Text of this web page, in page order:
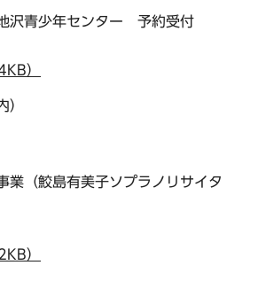
沢青少年センター 予約受付
）
）
業（鮫島有美子ソプラノリサイタ
）